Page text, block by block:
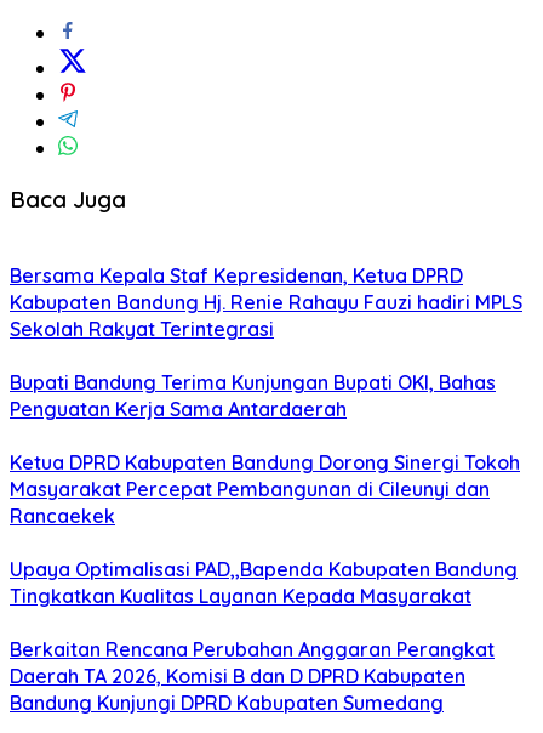
Baca Juga
Bersama Kepala Staf Kepresidenan, Ketua DPRD
Kabupaten Bandung Hj. Renie Rahayu Fauzi hadiri MPLS
Sekolah Rakyat Terintegrasi
Bupati Bandung Terima Kunjungan Bupati OKI, Bahas
Penguatan Kerja Sama Antardaerah
Ketua DPRD Kabupaten Bandung Dorong Sinergi Tokoh
Masyarakat Percepat Pembangunan di Cileunyi dan
Rancaekek
Upaya Optimalisasi PAD,,Bapenda Kabupaten Bandung
Tingkatkan Kualitas Layanan Kepada Masyarakat
Berkaitan Rencana Perubahan Anggaran Perangkat
Daerah TA 2026, Komisi B dan D DPRD Kabupaten
Bandung Kunjungi DPRD Kabupaten Sumedang